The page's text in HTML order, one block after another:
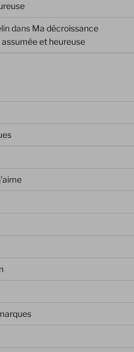
dans Ma décroissance
et heureuse